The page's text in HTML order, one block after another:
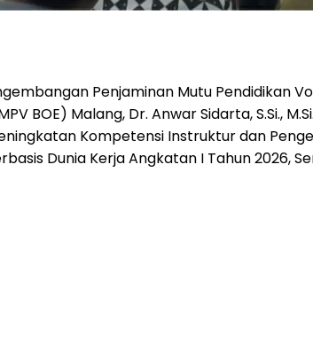
Penjaminan Mutu Pendidikan
BOE) Malang, Dr. Anwar Sidarta, S.Si.,
Kompetensi Instruktur dan
Dunia Kerja Angkatan I Tahun 2026,